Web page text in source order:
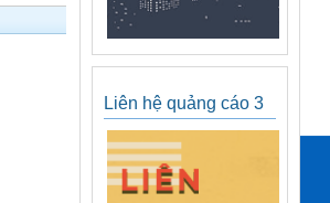
Liên hệ quảng cáo 3